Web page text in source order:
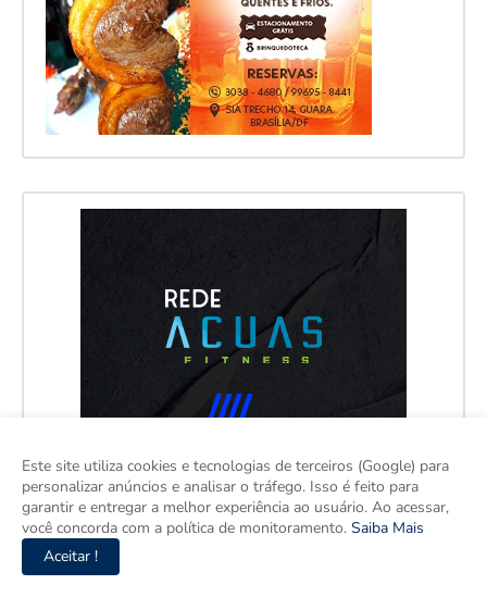
Este site utiliza cookies e tecnologias de terceiros (Google) para
personalizar anúncios e analisar o tráfego. Isso é feito para
garantir e entregar a melhor experiência ao usuário. Ao acessar,
você concorda com a política de monitoramento. Saiba Mais
Aceitar !